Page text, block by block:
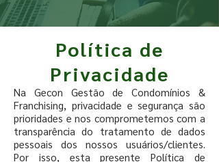
Política de
Privacidade
Na Gecon Gestão de Condomínios &
Franchising, privacidade e segurança são
prioridades e nos comprometemos com a
transparência do tratamento de dados
pessoais dos nossos usuários/clientes.
Por isso, esta presente Política de